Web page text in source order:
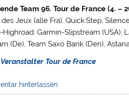
Team 96. Tour de France (4. –
des Jeux (alle Fra), Quick.Step,
Garmin-Slipstream (USA),
(De), Team Saxo Bank (Den),
Tour de France
hinterlassen